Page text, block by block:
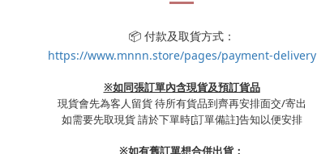
📦 付款及取貨方式：
https://www.mnnn.store/pages/payment-delivery
※如同張訂單內含現貨及預訂貨品
現貨會先為客人留貨 待所有貨品到齊再安排面交/寄出
如需要先取現貨 請於下單時[訂單備註]告知以便安排
※如有舊訂單想合併出貨：